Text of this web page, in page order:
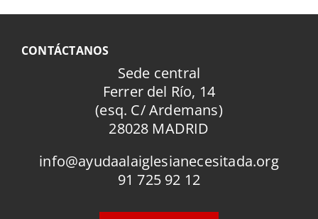
CONTÁCTANOS
Sede central
Ferrer del Río, 14
(esq. C/ Ardemans)
28028 MADRID
info@ayudaalaiglesianecesitada.org
91 725 92 12